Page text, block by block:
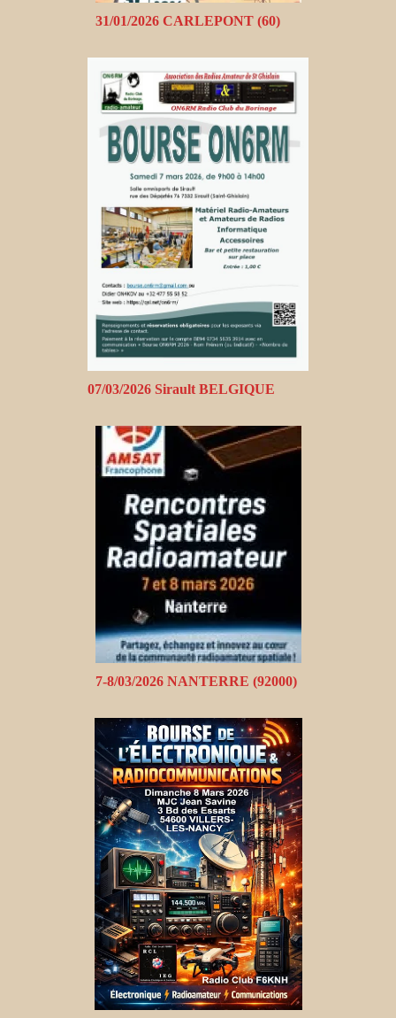
31/01/2026 CARLEPONT (60)
07/03/2026 Sirault BELGIQUE
7-8/03/2026 NANTERRE (92000)